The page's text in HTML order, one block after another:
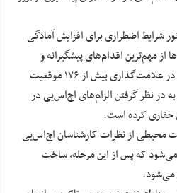
برگزاری بیش از ۲۵۰ مانور شرایط اضطراری برای افزایش آمادگی
از مهم‌ترین اقدام‌های پیشگیرانه و
واکنشی است؛ همچنین مشارکت در علامت‌گذاری بیش از ۱۷۶ موقعیت
در نظر گرفتن الزام‌های اچ‌اس‌یی در
حفاری کرده است.
محیطی از نظرات کارشناسان اچ‌اس‌یی
که پس از این مرحله، ساخت
می‌شود.